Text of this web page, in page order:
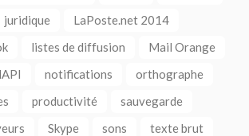
juridique
LaPoste.net 2014
listes de diffusion
Mail Orange
notifications
orthographe
productivité
sauvegarde
Skype sons
texte brut